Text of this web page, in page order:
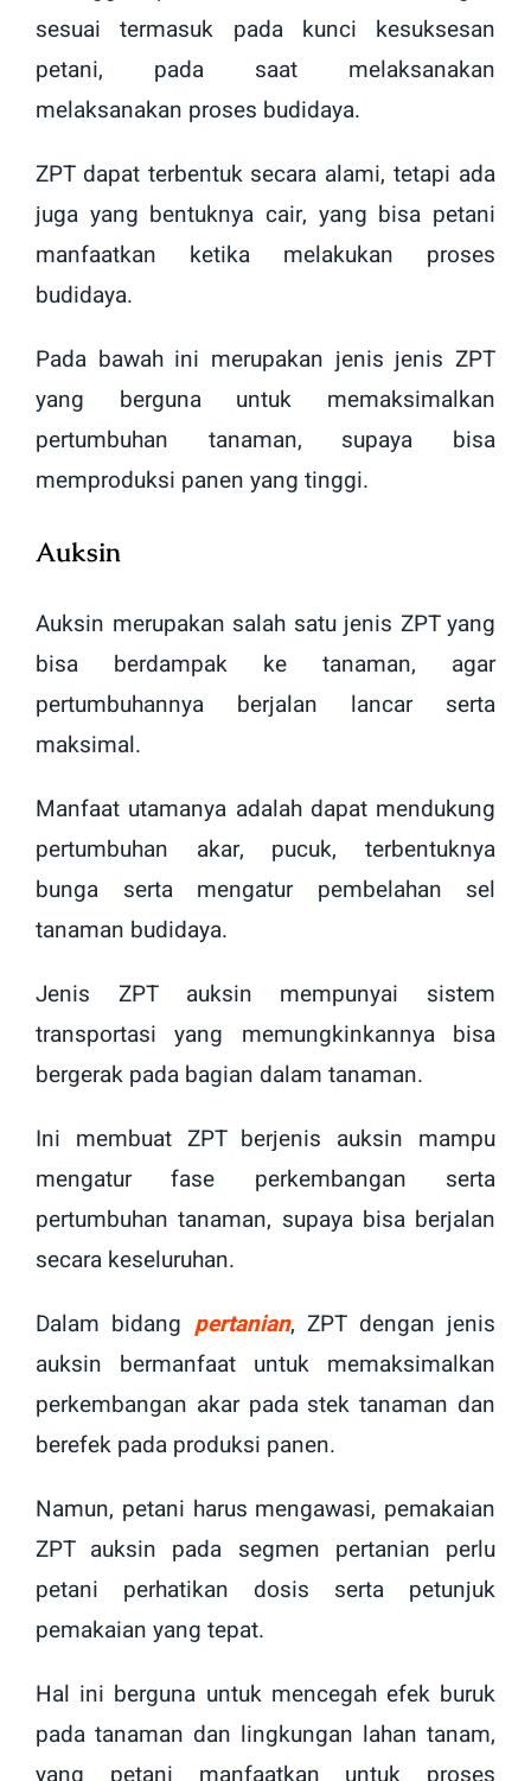
sesuai termasuk pada kunci kesuksesan
petani, pada saat melaksanakan
melaksanakan proses budidaya.
ZPT dapat terbentuk secara alami, tetapi ada
juga yang bentuknya cair, yang bisa petani
manfaatkan ketika melakukan proses
budidaya.
Pada bawah ini merupakan jenis jenis ZPT
yang berguna untuk memaksimalkan
pertumbuhan tanaman, supaya bisa
memproduksi panen yang tinggi.
Auksin
Auksin merupakan salah satu jenis ZPT yang
bisa berdampak ke tanaman, agar
pertumbuhannya berjalan lancar serta
maksimal.
Manfaat utamanya adalah dapat mendukung
pertumbuhan akar, pucuk, terbentuknya
bunga serta mengatur pembelahan sel
tanaman budidaya.
Jenis ZPT auksin mempunyai sistem
transportasi yang memungkinkannya bisa
bergerak pada bagian dalam tanaman.
Ini membuat ZPT berjenis auksin mampu
mengatur fase perkembangan serta
pertumbuhan tanaman, supaya bisa berjalan
secara keseluruhan.
Dalam bidang pertanian, ZPT dengan jenis
auksin bermanfaat untuk memaksimalkan
perkembangan akar pada stek tanaman dan
berefek pada produksi panen.
Namun, petani harus mengawasi, pemakaian
ZPT auksin pada segmen pertanian perlu
petani perhatikan dosis serta petunjuk
pemakaian yang tepat.
Hal ini berguna untuk mencegah efek buruk
pada tanaman dan lingkungan lahan tanam,